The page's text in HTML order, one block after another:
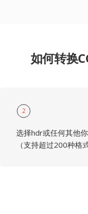
如何转换
2
选择hdr或任何其他
（支持超过200种格式